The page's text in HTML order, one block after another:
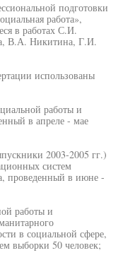
подготовки
работа»,
в работах С.И.
В.А. Никитина, Г.И.
использованы
работы и
в апреле - мае
2003-2005 гг.)
систем
проведенный в июне -
работы и
в социальной сфере,
выборки 50 человек;